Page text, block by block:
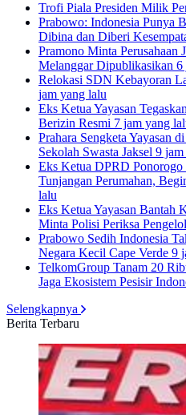
Trofi Piala Presiden Milik
Prabowo: Indonesia Punya
Dibina dan Diberi
Pramono Minta Perusahaan
Melanggar Dipublikasikan 6
Relokasi SDN Kebayoran
jam yang lalu
Eks Ketua Yayasan
Berizin Resmi 7 jam yang
Prahara Sengketa Yayasan
Sekolah Swasta Jaksel 9
Eks Ketua DPRD Ponorogo
Tunjangan Perumahan,
lalu
Eks Ketua Yayasan Bantah
Minta Polisi Periksa
Prabowo Sedih Indonesia
Negara Kecil Cape Verde 9
TelkomGroup Tanam 20
Jaga Ekosistem Pesisir
Selengkapnya
Berita Terbaru